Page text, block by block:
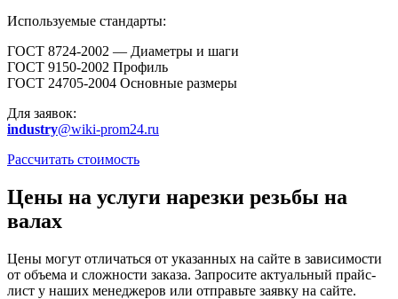
Используемые стандарты:
ГОСТ 8724-2002 — Диаметры и шаги
ГОСТ 9150-2002 Профиль
ГОСТ 24705-2004 Основные размеры
Для заявок:
industry@wiki-prom24.ru
Рассчитать стоимость
Цены на услуги нарезки резьбы на
валах
Цены могут отличаться от указанных на сайте в зависимости
от объема и сложности заказа. Запросите актуальный прайс-
лист у наших менеджеров или отправьте заявку на сайте.